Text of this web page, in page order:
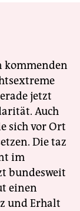
kommenden
jetzt
Auch
sich vor Ort
Die taz
im
bundesweit
einen
und Erhalt